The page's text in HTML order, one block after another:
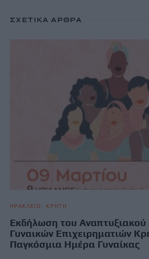
ΣΧΕΤΙΚΆ ΆΡΘΡΑ
ΗΡΑΚΛΕΙΟ ΚΡΗΤΗ
Εκδήλωση του Αναπτυξιακού
Γυναικών Επιχειρηματιών
Παγκόσμια Ημέρα Γυναίκας